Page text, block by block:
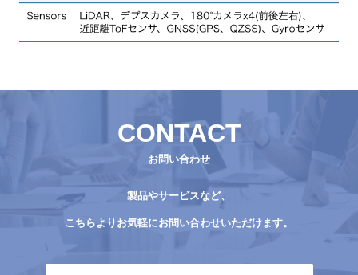
CONTACT
お問い合わせ
製品やサービスなど、
こちらよりお気軽にお問い合わせいただけます。